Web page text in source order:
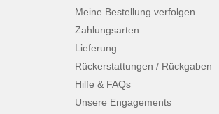
Meine Bestellung verfolgen
Zahlungsarten
Lieferung
Rückerstattungen / Rückgaben
Hilfe & FAQs
Unsere Engagements